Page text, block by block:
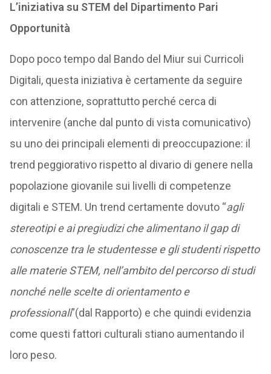
L’iniziativa su STEM del Dipartimento Pari
Opportunità
Dopo poco tempo dal Bando del Miur sui Curricoli
Digitali, questa iniziativa è certamente da seguire
con attenzione, soprattutto perché cerca di
intervenire (anche dal punto di vista comunicativo)
su uno dei principali elementi di preoccupazione: il
trend peggiorativo rispetto al divario di genere nella
popolazione giovanile sui livelli di competenze
digitali e STEM. Un trend certamente dovuto “agli
stereotipi e ai pregiudizi che alimentano il gap di
conoscenze tra le studentesse e gli studenti rispetto
alle materie STEM, nell’ambito del percorso di studi
nonché nelle scelte di orientamento e
professionali”(dal Rapporto) e che quindi evidenzia
come questi fattori culturali stiano aumentando il
loro peso.